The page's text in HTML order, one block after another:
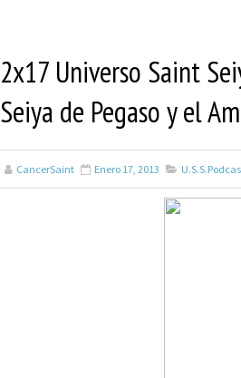
2x17 Universo Saint
Seiya de Pegaso y el
CancerSaint Enero 17, 2013